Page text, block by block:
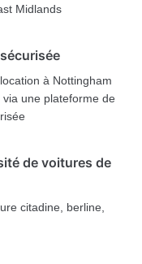
Midlands
à Nottingham
via une plateforme de
de voitures de
citadine, berline,